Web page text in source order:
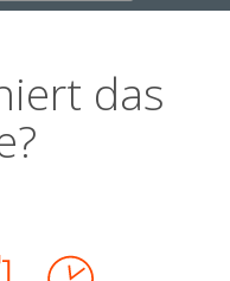
das